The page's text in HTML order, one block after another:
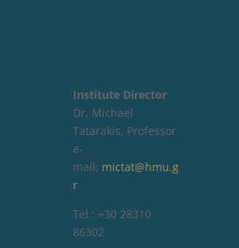
Institute Director
Dr. Michael
Tatarakis, Professor
e-
mail: mictat@hmu.g
r
Tel.: +30 28310
86302